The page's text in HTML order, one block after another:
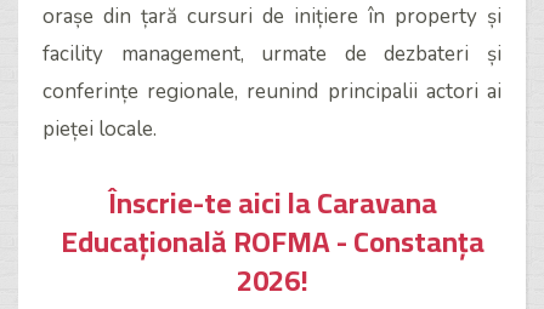
orașe din țară cursuri de inițiere în property și
facility management, urmate de dezbateri și
conferințe regionale, reunind principalii actori ai
pieței locale.
Înscrie-te aici la Caravana
Educațională ROFMA - Constanța
2026!